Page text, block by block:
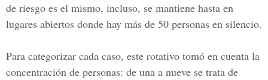
de riesgo es el mismo, incluso, se mantiene hasta en
lugares abiertos donde hay más de 50 personas en silencio.
Para categorizar cada caso, este rotativo tomó en cuenta la
concentración de personas: de una a nueve se trata de